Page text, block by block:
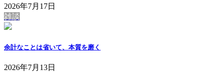
2026年7月17日
雑談
余計なことは省いて、本質を磨く
2026年7月13日